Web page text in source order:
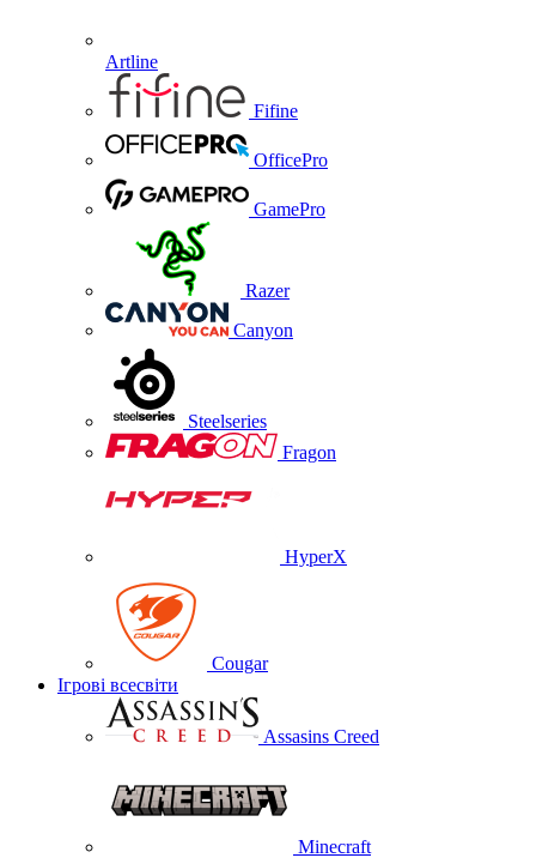
Artline
Fifine
OfficePro
GamePro
Razer
Canyon
Steelseries
Fragon
HyperX
Cougar
Ігрові всесвіти
Assasins Creed
Minecraft